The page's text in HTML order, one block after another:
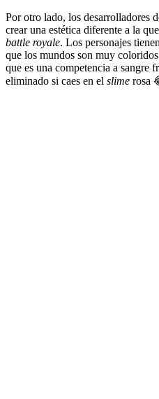
Por otro lado, los desarrolladores
crear una estética diferente a la
battle royale. Los personajes
que los mundos son muy
que es una competencia a sangre
eliminado si caes en el slime rosa